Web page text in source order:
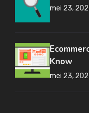
mei 23,
Know
mei 23,